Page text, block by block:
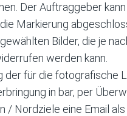
Der Auftraggeber
Markierung
Bilder, die je
werden kann.
für die fotografische
in bar, per
Nordziele eine Email